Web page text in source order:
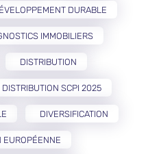
DURABLE
IMMOBILIERS
DISTRIBUTION
DISTRIBUTION SCPI 2025
DIVERSIFICATION
EUROPÉENNE